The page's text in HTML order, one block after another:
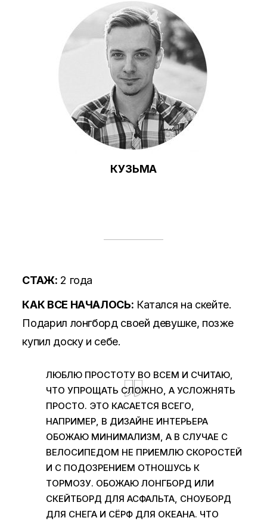
КУЗЬМА
СТАЖ: 2 года
КАК ВСЕ НАЧАЛОСЬ: Катался на скейте.
Подарил лонгборд своей девушке, позже
купил доску и себе.
ЛЮБЛЮ ПРОСТОТУ ВО ВСЕМ И СЧИТАЮ,
ЧТО УПРОЩАТЬ СЛОЖНО, А УСЛОЖНЯТЬ
ПРОСТО. ЭТО КАСАЕТСЯ ВСЕГО,
НАПРИМЕР, В ДИЗАЙНЕ ИНТЕРЬЕРА
ОБОЖАЮ МИНИМАЛИЗМ, А В СЛУЧАЕ С
ВЕЛОСИПЕДОМ НЕ ПРИЕМЛЮ СКОРОСТЕЙ
И С ПОДОЗРЕНИЕМ ОТНОШУСЬ К
ТОРМОЗУ. ОБОЖАЮ ЛОНГБОРД ИЛИ
СКЕЙТБОРД ДЛЯ АСФАЛЬТА, СНОУБОРД
ДЛЯ СНЕГА И СЁРФ ДЛЯ ОКЕАНА. ЧТО